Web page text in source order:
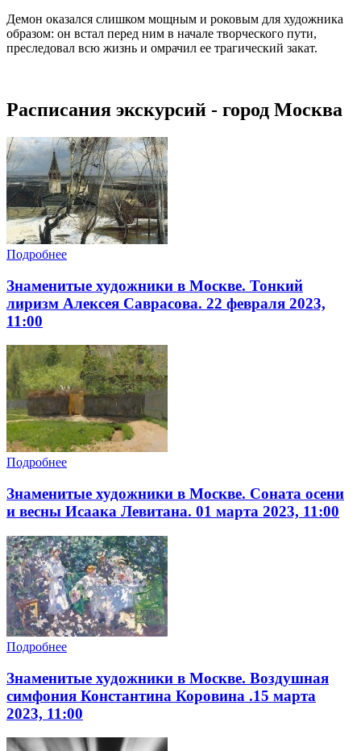
Демон оказался слишком мощным и роковым для художника
образом: он встал перед ним в начале творческого пути,
преследовал всю жизнь и омрачил ее трагический закат.
Расписания экскурсий - город Москва
Подробнее
Знаменитые художники в Москве. Тонкий
лиризм Алексея Саврасова. 22 февраля 2023,
11:00
Подробнее
Знаменитые художники в Москве. Соната осени
и весны Исаака Левитана. 01 марта 2023, 11:00
Подробнее
Знаменитые художники в Москве. Воздушная
симфония Константина Коровина .15 марта
2023, 11:00